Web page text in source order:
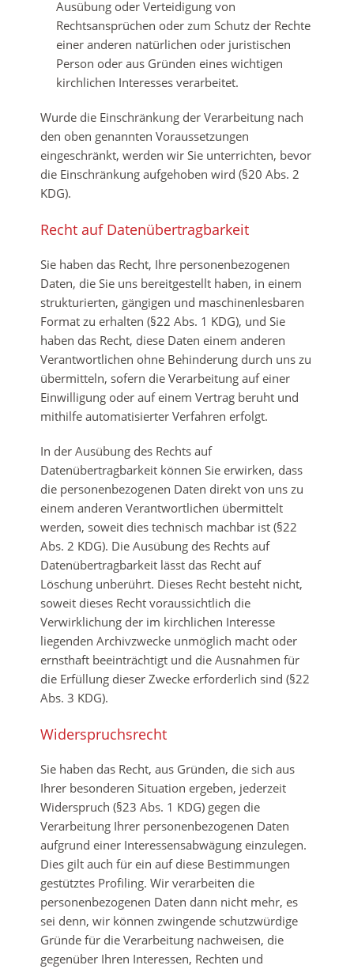
Ausübung oder Verteidigung von
Rechtsansprüchen oder zum Schutz der Rechte
einer anderen natürlichen oder juristischen
Person oder aus Gründen eines wichtigen
kirchlichen Interesses verarbeitet.
Wurde die Einschränkung der Verarbeitung nach
den oben genannten Voraussetzungen
eingeschränkt, werden wir Sie unterrichten, bevor
die Einschränkung aufgehoben wird (§20 Abs. 2
KDG).
Recht auf Datenübertragbarkeit
Sie haben das Recht, Ihre personenbezogenen
Daten, die Sie uns bereitgestellt haben, in einem
strukturierten, gängigen und maschinenlesbaren
Format zu erhalten (§22 Abs. 1 KDG), und Sie
haben das Recht, diese Daten einem anderen
Verantwortlichen ohne Behinderung durch uns zu
übermitteln, sofern die Verarbeitung auf einer
Einwilligung oder auf einem Vertrag beruht und
mithilfe automatisierter Verfahren erfolgt.
In der Ausübung des Rechts auf
Datenübertragbarkeit können Sie erwirken, dass
die personenbezogenen Daten direkt von uns zu
einem anderen Verantwortlichen übermittelt
werden, soweit dies technisch machbar ist (§22
Abs. 2 KDG). Die Ausübung des Rechts auf
Datenübertragbarkeit lässt das Recht auf
Löschung unberührt. Dieses Recht besteht nicht,
soweit dieses Recht voraussichtlich die
Verwirklichung der im kirchlichen Interesse
liegenden Archivzwecke unmöglich macht oder
ernsthaft beeinträchtigt und die Ausnahmen für
die Erfüllung dieser Zwecke erforderlich sind (§22
Abs. 3 KDG).
Widerspruchsrecht
Sie haben das Recht, aus Gründen, die sich aus
Ihrer besonderen Situation ergeben, jederzeit
Widerspruch (§23 Abs. 1 KDG) gegen die
Verarbeitung Ihrer personenbezogenen Daten
aufgrund einer Interessensabwägung einzulegen.
Dies gilt auch für ein auf diese Bestimmungen
gestütztes Profiling. Wir verarbeiten die
personenbezogenen Daten dann nicht mehr, es
sei denn, wir können zwingende schutzwürdige
Gründe für die Verarbeitung nachweisen, die
gegenüber Ihren Interessen, Rechten und